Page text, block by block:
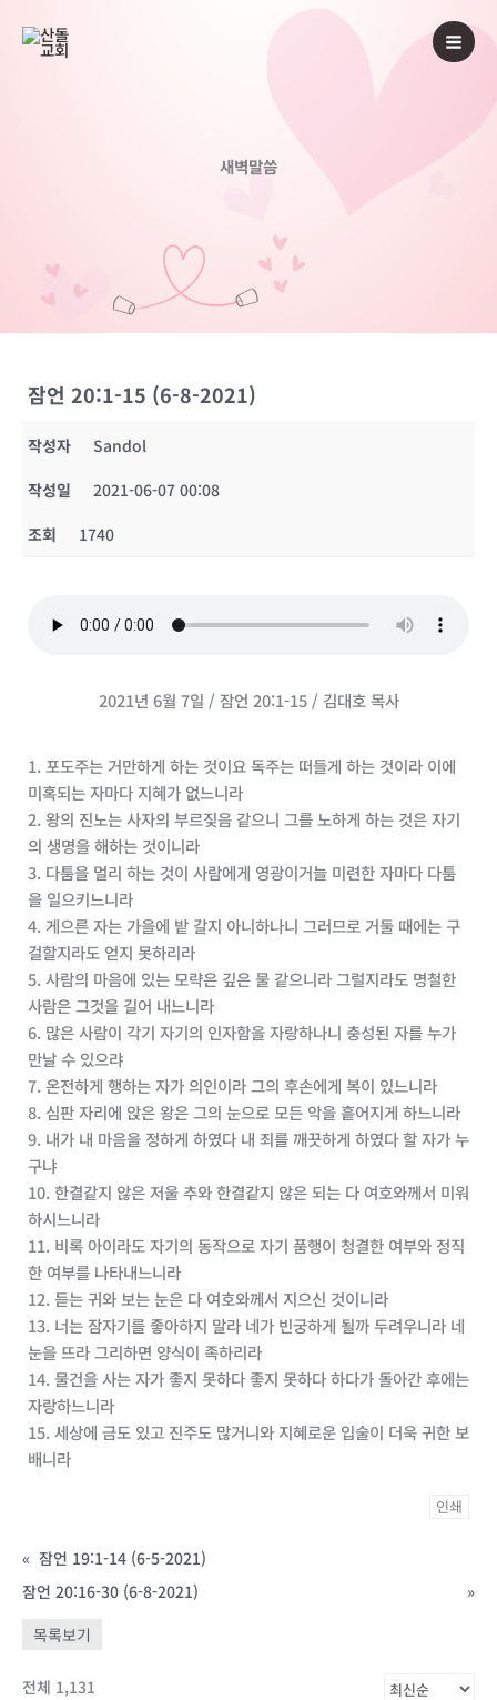
새벽말씀
잠언 20:1-15 (6-8-2021)
작성자
Sandol
작성일
2021-06-07 00:08
조회
1740
2021년 6월 7일 / 잠언 20:1-15 / 김대호 목사
1. 포도주는 거만하게 하는 것이요 독주는 떠들게 하는 것이라 이에
미혹되는 자마다 지혜가 없느니라
2. 왕의 진노는 사자의 부르짖음 같으니 그를 노하게 하는 것은 자기
의 생명을 해하는 것이니라
3. 다툼을 멀리 하는 것이 사람에게 영광이거늘 미련한 자마다 다툼
을 일으키느니라
4. 게으른 자는 가을에 밭 갈지 아니하나니 그러므로 거둘 때에는 구
걸할지라도 얻지 못하리라
5. 사람의 마음에 있는 모략은 깊은 물 같으니라 그럴지라도 명철한
사람은 그것을 길어 내느니라
6. 많은 사람이 각기 자기의 인자함을 자랑하나니 충성된 자를 누가
만날 수 있으랴
7. 온전하게 행하는 자가 의인이라 그의 후손에게 복이 있느니라
8. 심판 자리에 앉은 왕은 그의 눈으로 모든 악을 흩어지게 하느니라
9. 내가 내 마음을 정하게 하였다 내 죄를 깨끗하게 하였다 할 자가 누
구냐
10. 한결같지 않은 저울 추와 한결같지 않은 되는 다 여호와께서 미워
하시느니라
11. 비록 아이라도 자기의 동작으로 자기 품행이 청결한 여부와 정직
한 여부를 나타내느니라
12. 듣는 귀와 보는 눈은 다 여호와께서 지으신 것이니라
13. 너는 잠자기를 좋아하지 말라 네가 빈궁하게 될까 두려우니라 네
눈을 뜨라 그리하면 양식이 족하리라
14. 물건을 사는 자가 좋지 못하다 좋지 못하다 하다가 돌아간 후에는
자랑하느니라
15. 세상에 금도 있고 진주도 많거니와 지혜로운 입술이 더욱 귀한 보
배니라
인쇄
« 잠언 19:1-14 (6-5-2021)
잠언 20:16-30 (6-8-2021)
»
목록보기
전체 1,131